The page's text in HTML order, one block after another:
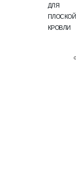
ДЛЯ
ПЛОСКОЙ
КРОВЛИ